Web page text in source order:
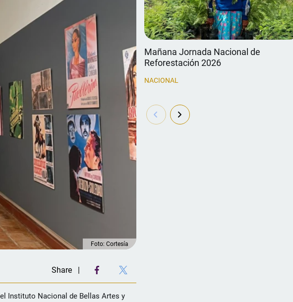
Foto: Cortesía
Share
Instituto Nacional de Bellas Artes y
Mañana Jornada Nacional de
Reforestación 2026
NACIONAL